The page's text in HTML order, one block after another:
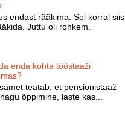
endast rääkima. Sel korral siis
Juttu oli rohkem.
enda kohta tööstaaži
teatab, et pensionistaaž
õppimine, laste kas...